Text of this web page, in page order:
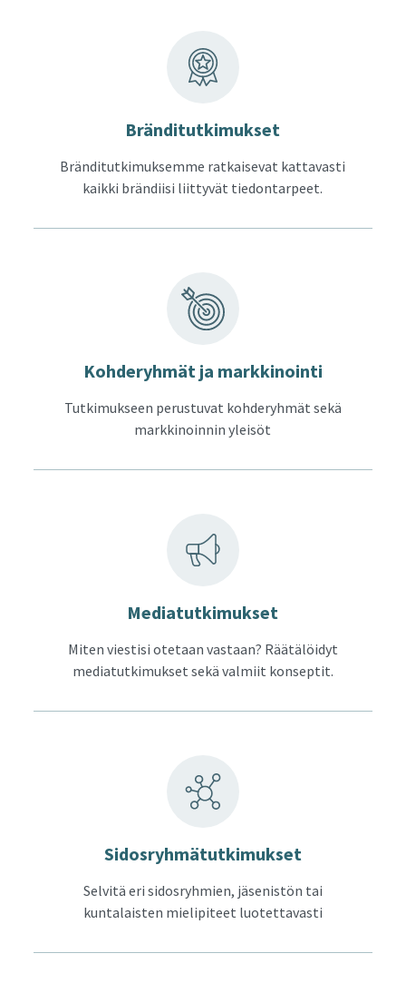
Brän­di­tut­ki­muk­set
Bränditutkimuksemme ratkaisevat kattavasti
kaikki brändiisi liittyvät tiedontarpeet.
Koh­de­ryh­mät ja mark­ki­noin­ti
Tutkimukseen perustuvat kohderyhmät sekä
markkinoinnin yleisöt
Me­dia­tut­ki­muk­set
Miten viestisi otetaan vastaan? Räätälöidyt
mediatutkimukset sekä valmiit konseptit.
Si­dos­ryh­mä­tut­ki­muk­set
Selvitä eri sidosryhmien, jäsenistön tai
kuntalaisten mielipiteet luotettavasti